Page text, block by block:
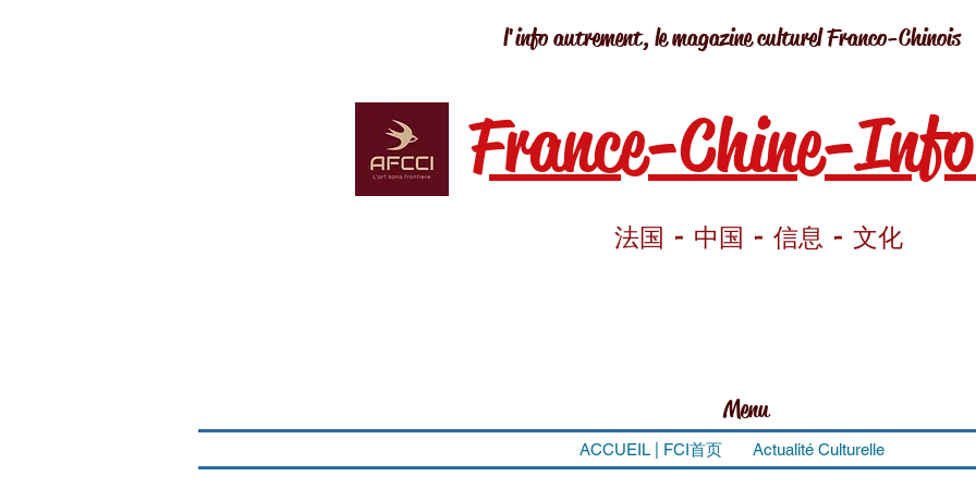
l'info autrement, le magazine culturel Franco-Chinois
France-Chine-
法国 - 中国 - 信息 - 文化
Menu
ACCUEIL | FCI首页 Actualité Culturelle